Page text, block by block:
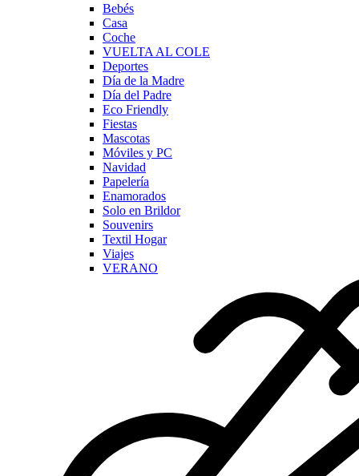
Bebés
Casa
Coche
VUELTA AL COLE
Deportes
Día de la Madre
Día del Padre
Eco Friendly
Fiestas
Mascotas
Móviles y PC
Navidad
Papelería
Enamorados
Solo en Brildor
Souvenirs
Textil Hogar
Viajes
VERANO